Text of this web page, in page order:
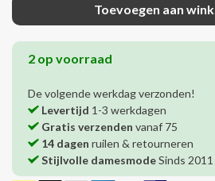
Toevoegen aan
2 op voorraad
De volgende werkdag verzonden!
Levertijd 1-3 werkdagen
Gratis verzenden vanaf 75
14 dagen ruilen & retourneren
Stijlvolle damesmodeSinds 2011